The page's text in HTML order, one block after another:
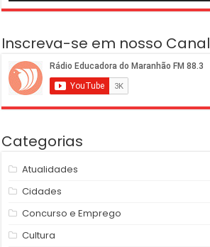
Inscreva-se em nosso Canal
Categorias
Atualidades
Cidades
Concurso e Emprego
Cultura